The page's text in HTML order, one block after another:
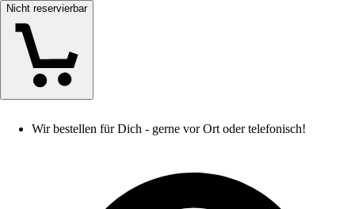
Nicht reservierbar
Wir bestellen für Dich - gerne vor Ort oder telefonisch!